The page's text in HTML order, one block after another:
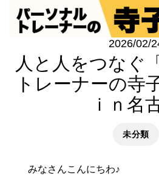
2026/02/
人と人をつなぐ
トレーナーの寺
ｉｎ名
未分類
みなさんこんにちわ♪